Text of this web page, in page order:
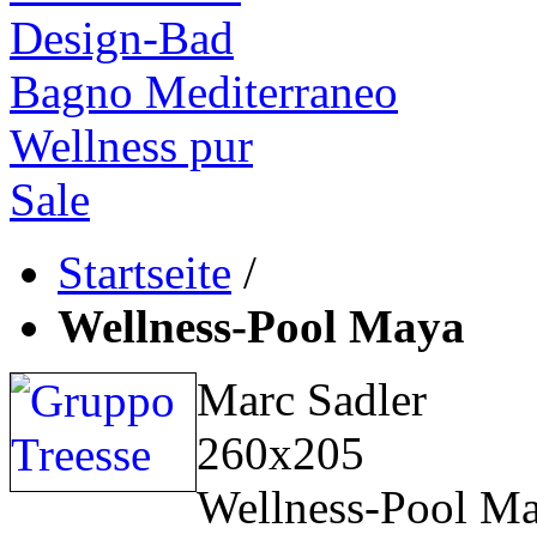
Design-Bad
Bagno Mediterraneo
Wellness pur
Sale
Startseite /
Wellness-Pool Maya
Marc Sadler
260x205
Wellness-Pool